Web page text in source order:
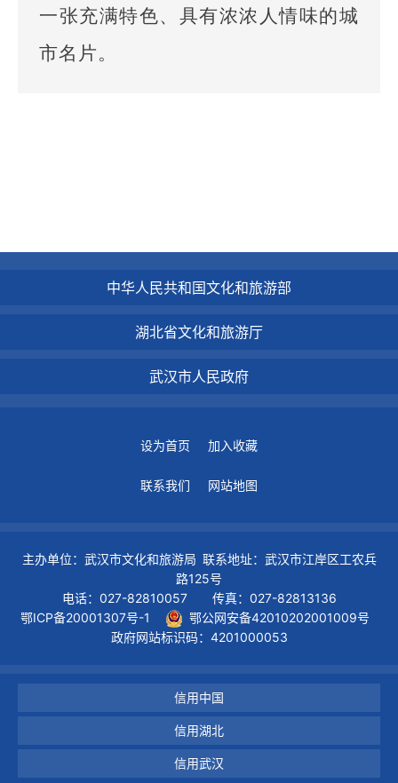
一张充满特色、具有浓浓人情味的城
市名片。
中华人民共和国文化和旅游部
湖北省文化和旅游厅
武汉市人民政府
设为首页 加入收藏
联系我们 网站地图
主办单位：武汉市文化和旅游局 联系地址：武汉市江岸区工农兵
路125号
电话：027-82810057 传真：027-82813136
鄂ICP备20001307号-1
鄂公网安备42010202001009号
政府网站标识码：4201000053
信用中国
信用湖北
信用武汉